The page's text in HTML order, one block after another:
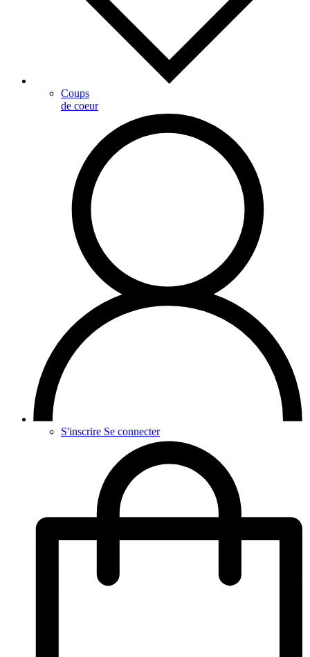
Coups
de coeur
S'inscrire Se connecter